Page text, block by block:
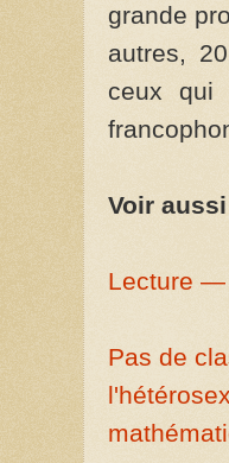
grande
autres,
ceux qui
Voir aussi
Lecture —
Pas de